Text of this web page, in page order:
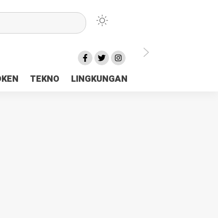
TEKNO LINGKUNGAN
Tanah Papua
Rp23 Miliar Disorot